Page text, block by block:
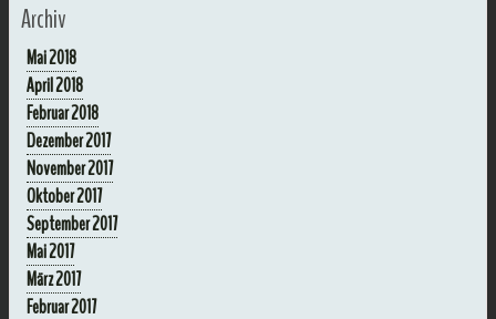
Archiv
Mai 2018
April 2018
Februar 2018
Dezember 2017
November 2017
Oktober 2017
September 2017
Mai 2017
März 2017
Februar 2017